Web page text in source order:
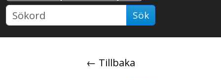
Sök
← Tillbaka